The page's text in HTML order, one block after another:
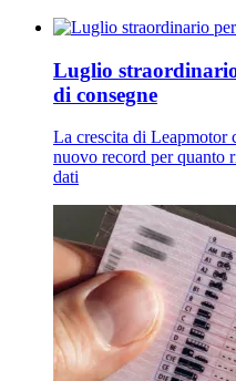
Luglio
di consegne
La crescita di Leapmotor
nuovo record per quanto
dati